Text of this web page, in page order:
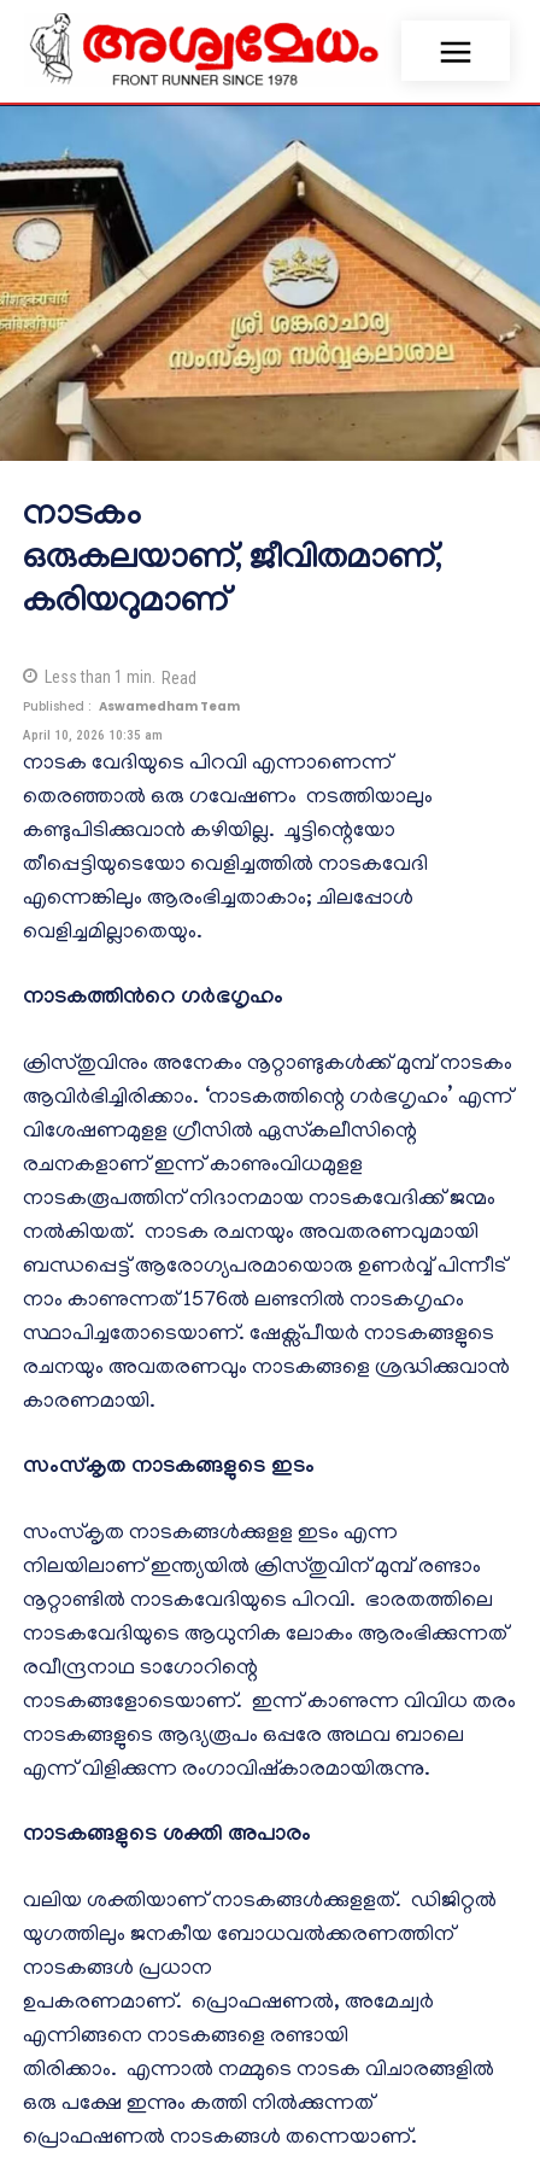
നാടകം
ഒരുകലയാണ്, ജീവിതമാണ്,
കരിയറുമാണ്
Less than 1 min. Read
Published : Aswamedham Team
April 10, 2026 10:35 am
നാടക വേദിയുടെ പിറവി എന്നാണെന്ന്
തെരഞ്ഞാൽ ഒരു ഗവേഷണം നടത്തിയാലും
കണ്ടുപിടിക്കുവാൻ കഴിയില്ല. ചൂട്ടിന്റെയോ
തീപ്പെട്ടിയുടെയോ വെളിച്ചത്തിൽ നാടകവേദി
എന്നെങ്കിലും ആരംഭിച്ചതാകാം; ചിലപ്പോൾ
വെളിച്ചമില്ലാതെയും.
നാടകത്തിന്‍റെ ഗർഭഗൃഹം
ക്രിസ്തുവിനും അനേകം നൂറ്റാണ്ടുകൾക്ക് മുമ്പ് നാടകം
ആവിർഭിച്ചിരിക്കാം. ‘നാടകത്തിന്റെ ഗർഭഗൃഹം’ എന്ന്
വിശേഷണമുളള ഗ്രീസിൽ ഏസ്‍കലീസിന്റെ
രചനകളാണ് ഇന്ന് കാണുംവിധമുളള
നാടകരൂപത്തിന് നിദാനമായ നാടകവേദിക്ക് ജന്മം
നൽകിയത്. നാടക രചനയും അവതരണവുമായി
ബന്ധപ്പെട്ട് ആരോഗ്യപരമായൊരു ഉണർവ്വ് പിന്നീട്
നാം കാണുന്നത് 1576ൽ ലണ്ടനിൽ നാടകഗൃഹം
സ്ഥാപിച്ചതോടെയാണ്. ഷേക്സ്പീയർ നാടകങ്ങളുടെ
രചനയും അവതരണവും നാടകങ്ങളെ ശ്രദ്ധിക്കുവാൻ
കാരണമായി.
സംസ്കൃത നാടകങ്ങളുടെ ഇടം
സംസ്കൃത നാടകങ്ങൾക്കുളള ഇടം എന്ന
നിലയിലാണ് ഇന്ത്യയിൽ ക്രിസ്തുവിന് മുമ്പ് രണ്ടാം
നൂറ്റാണ്ടിൽ നാടകവേദിയുടെ പിറവി. ഭാരതത്തിലെ
നാടകവേദിയുടെ ആധുനിക ലോകം ആരംഭിക്കുന്നത്
രവീന്ദ്രനാഥ ടാഗോറിന്റെ
നാടകങ്ങളോടെയാണ്. ഇന്ന് കാണുന്ന വിവിധ തരം
നാടകങ്ങളുടെ ആദ്യരൂപം ഒപ്പരേ അഥവ ബാലെ
എന്ന് വിളിക്കുന്ന രംഗാവിഷ്കാരമായിരുന്നു.
നാടകങ്ങളുടെ ശക്തി അപാരം
വലിയ ശക്തിയാണ് നാടകങ്ങൾക്കുളളത്. ഡിജിറ്റൽ
യുഗത്തിലും ജനകീയ ബോധവൽക്കരണത്തിന്
നാടകങ്ങൾ പ്രധാന
ഉപകരണമാണ്. പ്രൊഫഷണൽ, അമേച്വർ
എന്നിങ്ങനെ നാടകങ്ങളെ രണ്ടായി
തിരിക്കാം. എന്നാൽ നമ്മുടെ നാടക വിചാരങ്ങളിൽ
ഒരു പക്ഷേ ഇന്നും കത്തി നിൽക്കുന്നത്
പ്രൊഫഷണൽ നാടകങ്ങൾ തന്നെയാണ്.